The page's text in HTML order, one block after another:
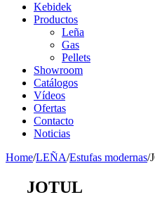
Kebidek
Productos
Leña
Gas
Pellets
Showroom
Catálogos
Vídeos
Ofertas
Contacto
Noticias
Home/LEÑA/Estufas modernas/
JOTUL